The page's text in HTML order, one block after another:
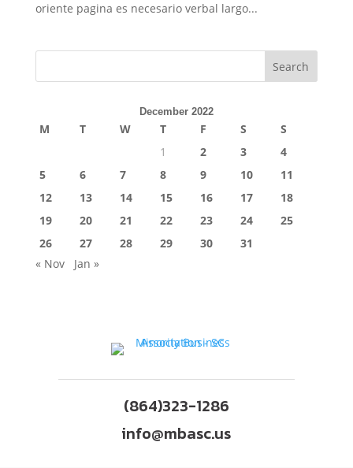
oriente pagina es necesario verbal largo...
Search
December 2022
M T W T F S
S
1
2 3
4
5
6 7 8 9 10
11
12
13 14 15 16 17
18
19
20 21 22 23 24
25
26
27 28 29 30
31
« Nov
Jan »
(864)323-1286
info@mbasc.us